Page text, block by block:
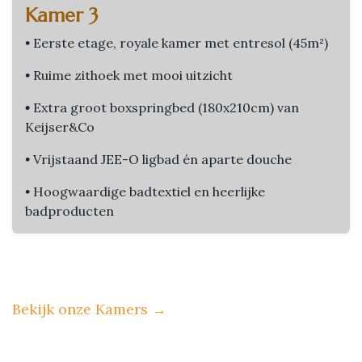
Kamer 3
• Eerste etage, royale kamer met entresol (45m²)
• Ruime zithoek met mooi uitzicht
• Extra groot boxspringbed (180x210cm) van
Keijser&Co
• Vrijstaand JEE-O ligbad én aparte douche
• Hoogwaardige badtextiel en heerlijke
badproducten
Bekijk onze Kamers →